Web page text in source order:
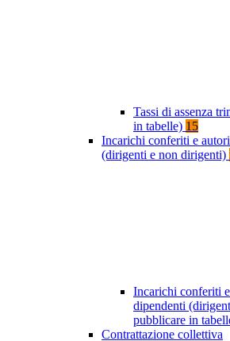
Tassi di assenza
in tabelle) 15
Incarichi conferiti e
(dirigenti e non dirigenti)
Incarichi conferiti
dipendenti
pubblicare in
Contrattazione collettiva